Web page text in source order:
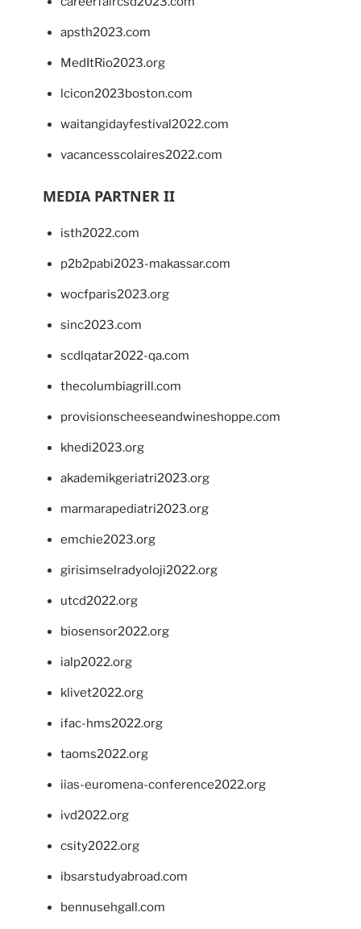
apsth2023.com
MedItRio2023.org
lcicon2023boston.com
waitangidayfestival2022.com
vacancesscolaires2022.com
MEDIA PARTNER II
isth2022.com
p2b2pabi2023-makassar.com
wocfparis2023.org
sinc2023.com
scdlqatar2022-qa.com
thecolumbiagrill.com
provisionscheeseandwineshoppe.com
khedi2023.org
akademikgeriatri2023.org
marmarapediatri2023.org
emchie2023.org
girisimselradyoloji2022.org
utcd2022.org
biosensor2022.org
ialp2022.org
klivet2022.org
ifac-hms2022.org
taoms2022.org
iias-euromena-conference2022.org
ivd2022.org
csity2022.org
ibsarstudyabroad.com
bennusehgall.com